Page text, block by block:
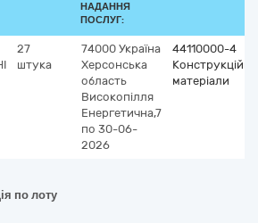
НАДАННЯ
ПОСЛУГ:
27
штука
74000 Україна
Херсонська
область
Високопілля
Енергетична,7
по 30-06-
2026
44110000-4
Конструкційні
матеріали
по лоту